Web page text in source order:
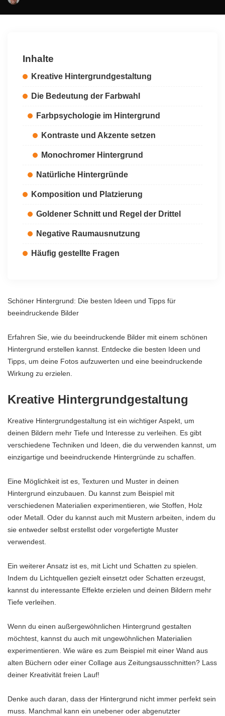
Inhalte
Kreative Hintergrundgestaltung
Die Bedeutung der Farbwahl
Farbpsychologie im Hintergrund
Kontraste und Akzente setzen
Monochromer Hintergrund
Natürliche Hintergründe
Komposition und Platzierung
Goldener Schnitt und Regel der Drittel
Negative Raumausnutzung
Häufig gestellte Fragen
Schöner Hintergrund: Die besten Ideen und Tipps für
beeindruckende Bilder
Erfahren Sie, wie du beeindruckende Bilder mit einem schönen
Hintergrund erstellen kannst. Entdecke die besten Ideen und
Tipps, um deine Fotos aufzuwerten und eine beeindruckende
Wirkung zu erzielen.
Kreative Hintergrundgestaltung
Kreative Hintergrundgestaltung ist ein wichtiger Aspekt, um
deinen Bildern mehr Tiefe und Interesse zu verleihen. Es gibt
verschiedene Techniken und Ideen, die du verwenden kannst, um
einzigartige und beeindruckende Hintergründe zu schaffen.
Eine Möglichkeit ist es, Texturen und Muster in deinen
Hintergrund einzubauen. Du kannst zum Beispiel mit
verschiedenen Materialien experimentieren, wie Stoffen, Holz
oder Metall. Oder du kannst auch mit Mustern arbeiten, indem du
sie entweder selbst erstellst oder vorgefertigte Muster
verwendest.
Ein weiterer Ansatz ist es, mit Licht und Schatten zu spielen.
Indem du Lichtquellen gezielt einsetzt oder Schatten erzeugst,
kannst du interessante Effekte erzielen und deinen Bildern mehr
Tiefe verleihen.
Wenn du einen außergewöhnlichen Hintergrund gestalten
möchtest, kannst du auch mit ungewöhnlichen Materialien
experimentieren. Wie wäre es zum Beispiel mit einer Wand aus
alten Büchern oder einer Collage aus Zeitungsausschnitten? Lass
deiner Kreativität freien Lauf!
Denke auch daran, dass der Hintergrund nicht immer perfekt sein
muss. Manchmal kann ein unebener oder abgenutzter